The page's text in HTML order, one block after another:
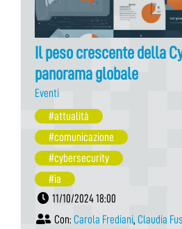
Il peso crescente della
panorama globale
Eventi
#attualità
#comunicazione
#cybersecurity
#ia
11/10/2024 18:00
Con: Carola Frediani, Claudia